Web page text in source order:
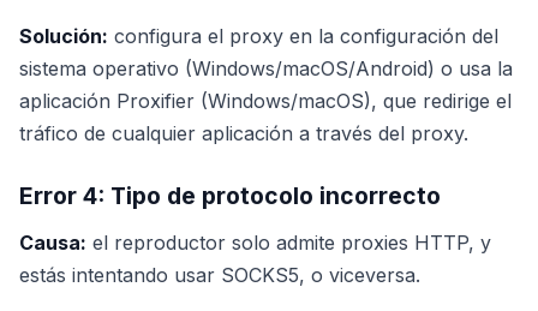
Solución: configura el proxy en la configuración del
sistema operativo (Windows/macOS/Android) o usa la
aplicación Proxifier (Windows/macOS), que redirige el
tráfico de cualquier aplicación a través del proxy.
Error 4: Tipo de protocolo incorrecto
Causa: el reproductor solo admite proxies HTTP, y
estás intentando usar SOCKS5, o viceversa.